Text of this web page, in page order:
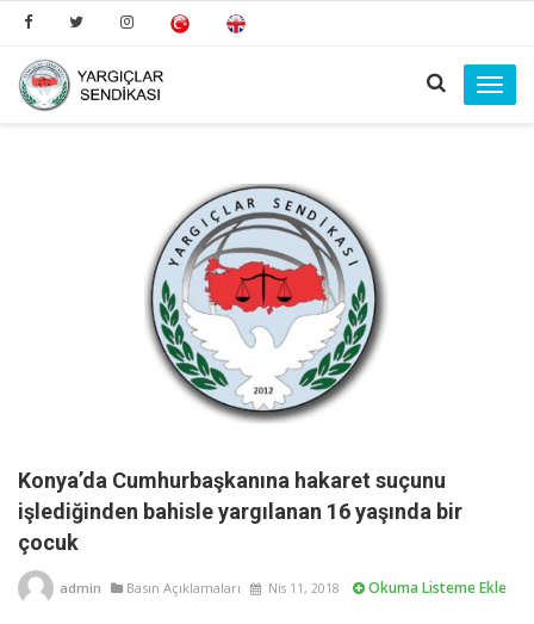
Konya’da Cumhurbaşkanına hakaret suçunu
işlediğinden bahisle yargılanan 16 yaşında bir
çocuk
admin Basın Açıklamaları Nis 11, 2018 Okuma Listeme Ekle